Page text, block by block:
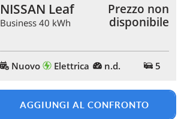
NISSAN Leaf
Business 40 kWh
Prezzo non
disponibile
Nuovo Elettrica n.d. 5
AGGIUNGI AL CONFRONTO